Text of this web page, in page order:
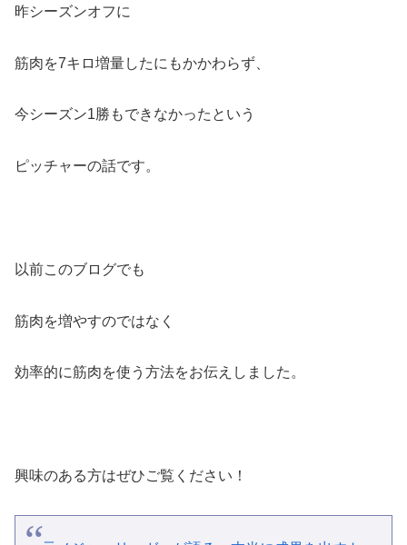
昨シーズンオフに
筋肉を7キロ増量したにもかかわらず、
今シーズン1勝もできなかったという
ピッチャーの話です。
以前このブログでも
筋肉を増やすのではなく
効率的に筋肉を使う方法をお伝えしました。
興味のある方はぜひご覧ください！